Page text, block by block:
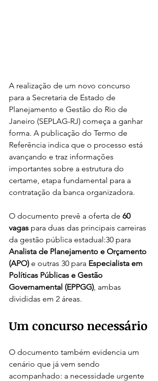
A realização de um novo concurso
para a Secretaria de Estado de
Planejamento e Gestão do Rio de
Janeiro (SEPLAG-RJ) começa a ganhar
forma. A publicação do Termo de
Referência indica que o processo está
avançando e traz informações
importantes sobre a estrutura do
certame, etapa fundamental para a
contratação da banca organizadora.
O documento prevê a oferta de 60
vagas para duas das principais carreiras
da gestão pública estadual:30 para
Analista de Planejamento e Orçamento
(APO) e outras 30 para Especialista em
Políticas Públicas e Gestão
Governamental (EPPGG) , ambas
divididas em 2 áreas.
Um concurso necessário
O documento também evidencia um
cenário que já vem sendo
acompanhado: a necessidade urgente